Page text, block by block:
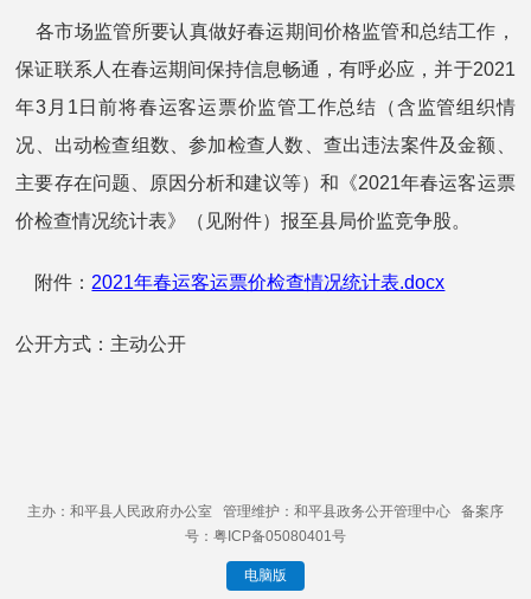
各市场监管所要认真做好春运期间价格监管和总结工作，
保证联系人在春运期间保持信息畅通，有呼必应，并于2021
年3月1日前将春运客运票价监管工作总结（含监管组织情
况、出动检查组数、参加检查人数、查出违法案件及金额、
主要存在问题、原因分析和建议等）和《2021年春运客运票
价检查情况统计表》（见附件）报至县局价监竞争股。
附件： 2021年春运客运票价检查情况统计表.docx
公开方式：主动公开
主办：和平县人民政府办公室 管理维护：和平县政务公开管理中心 备案序
号：粤ICP备05080401号
电脑版